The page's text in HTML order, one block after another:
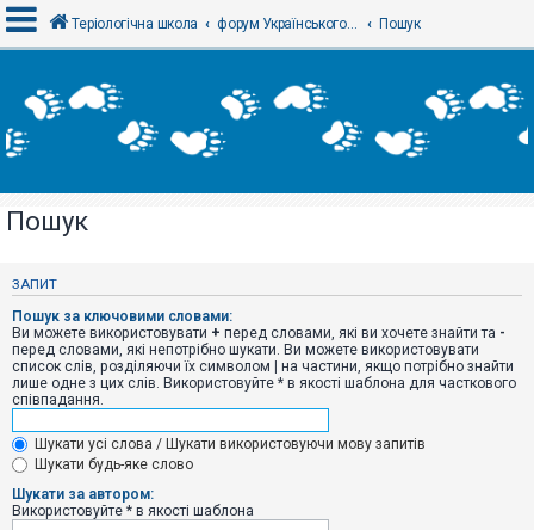
х
і
Р
с
р
а
ц
і
я
Т
е
м
и
б
Теріологічна школа форум Українського теріологічного товариства Пошук
Пошук
ЗАПИТ
Пошук за ключовими словами:
Ви можете використовувати + перед словами, які ви хочете знайти та -
перед словами, які непотрібно шукати. Ви можете використовувати
список слів, розділяючи їх символом | на частини, якщо потрібно знайти
лише одне з цих слів. Використовуйте * в якості шаблона для часткового
співпадання.
Шукати усі слова / Шукати використовуючи мову запитів
Шукати будь-яке слово
Шукати за автором:
Використовуйте * в якості шаблона